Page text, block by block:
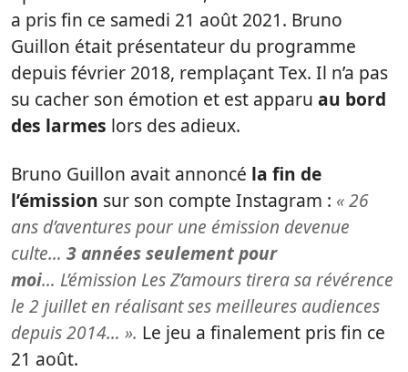
a pris fin ce samedi 21 août 2021. Bruno
Guillon était présentateur du programme
depuis février 2018, remplaçant Tex. Il n’a pas
su cacher son émotion et est apparu au bord
des larmes lors des adieux.
Bruno Guillon avait annoncé la fin de
l’émission sur son compte Instagram : « 26
ans d’aventures pour une émission devenue
culte… 3 années seulement pour
moi… L’émission Les Z’amours tirera sa révérence
le 2 juillet en réalisant ses meilleures audiences
depuis 2014… ». Le jeu a finalement pris fin ce
21 août.